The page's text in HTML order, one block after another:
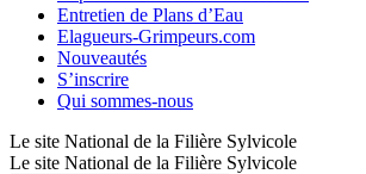
Entretien de Plans d’Eau
Elagueurs-Grimpeurs.com
Nouveautés
S’inscrire
Qui sommes-nous
Le site National de la Filière Sylvicole
Le site National de la Filière Sylvicole